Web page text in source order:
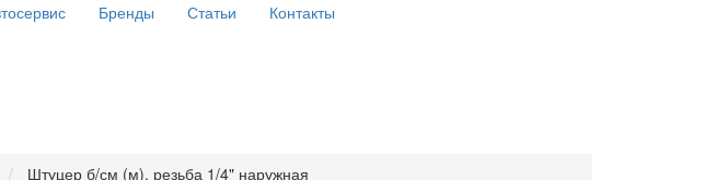
Бренды Статьи Контакты
Штуцер б/см (м), резьба 1/4" наружная